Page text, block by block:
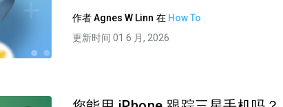
在 Facebook 上 复制链接
作者Agnes W Linn 在 How To
更新时间 01 6 月, 2026